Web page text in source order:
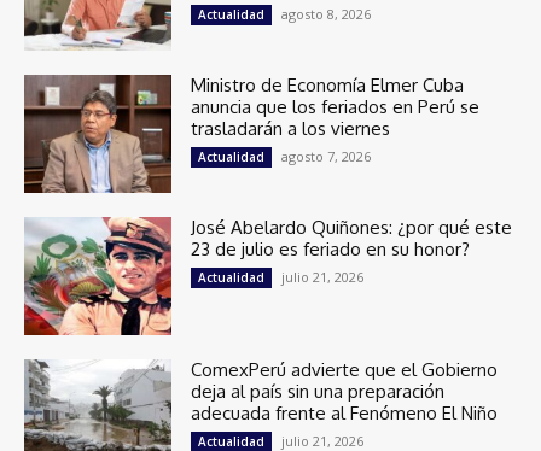
Actualidad agosto 8, 2026
Ministro de Economía Elmer Cuba
anuncia que los feriados en Perú se
trasladarán a los viernes
Actualidad agosto 7, 2026
José Abelardo Quiñones: ¿por qué este
23 de julio es feriado en su honor?
Actualidad julio 21, 2026
ComexPerú advierte que el Gobierno
deja al país sin una preparación
adecuada frente al Fenómeno El Niño
Actualidad julio 21, 2026